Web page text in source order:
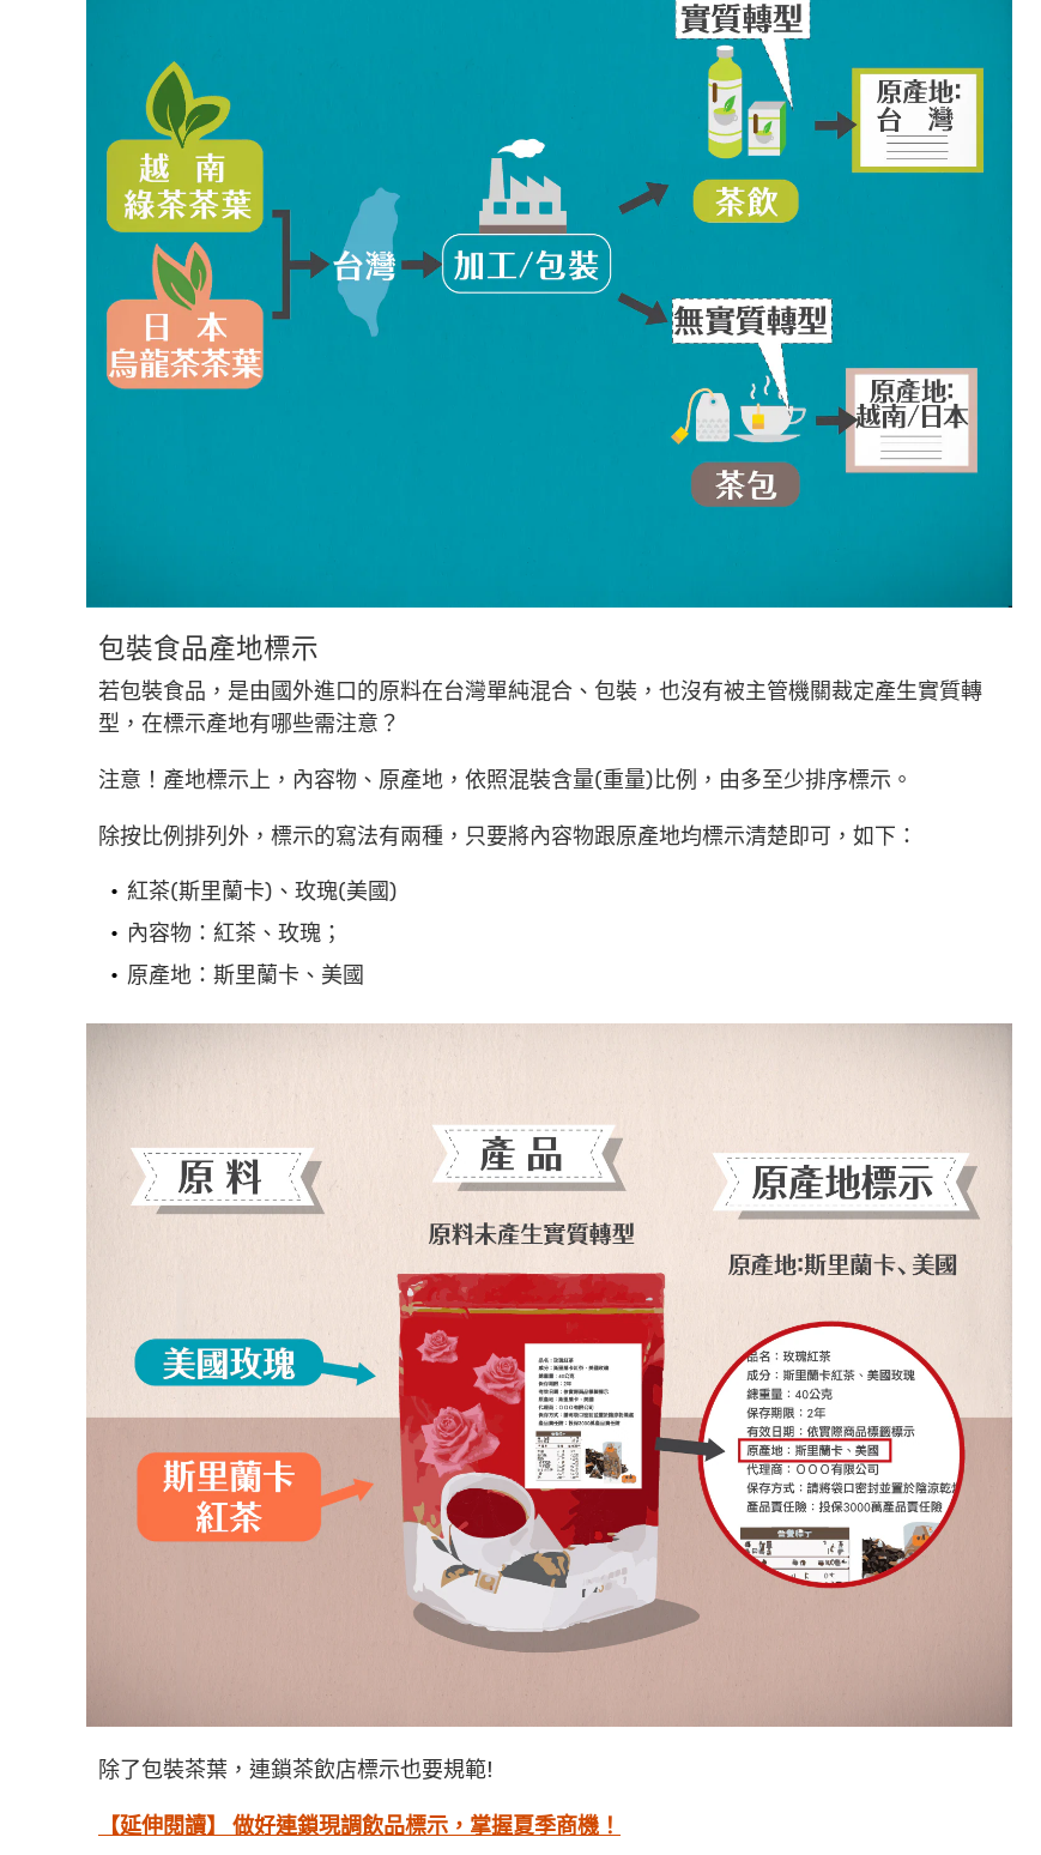
包裝食品產地標示
若包裝食品，是由國外進口的原料在台灣單純混合、包裝，也沒有被主管機關裁定產生實質轉
型，在標示產地有哪些需注意？
注意！產地標示上，內容物、原產地，依照混裝含量(重量)比例，由多至少排序標示。
除按比例排列外，標示的寫法有兩種，只要將內容物跟原產地均標示清楚即可，如下：
紅茶(斯里蘭卡)、玫瑰(美國)
內容物：紅茶、玫瑰；
原產地：斯里蘭卡、美國
除了包裝茶葉，連鎖茶飲店標示也要規範!
【延伸閱讀】 做好連鎖現調飲品標示，掌握夏季商機！